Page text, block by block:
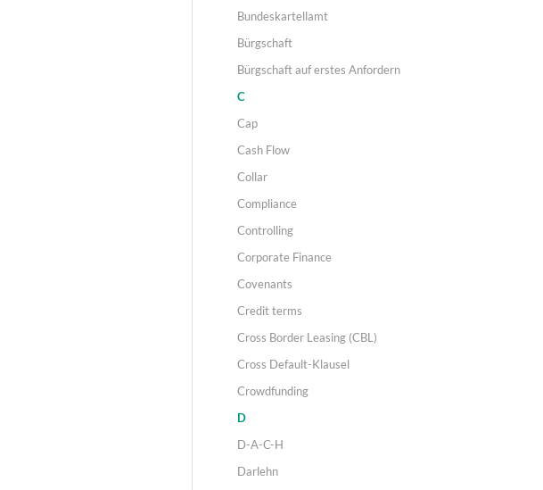
Bundeskartellamt
Bürgschaft
Bürgschaft auf erstes Anfordern
C
Cap
Cash Flow
Collar
Compliance
Controlling
Corporate Finance
Covenants
Credit terms
Cross Border Leasing (CBL)
Cross Default-Klausel
Crowdfunding
D
D-A-C-H
Darlehn